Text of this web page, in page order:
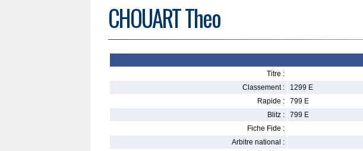
CHOUART Theo
Titre :
Classement :
1299 E
Rapide :
799 E
Blitz :
799 E
Fiche Fide :
Arbitre national :